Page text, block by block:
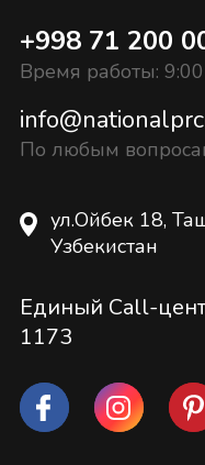
+998 71 200
Время работы:
По любым
ул.Ойбек 18,
Узбекистан
Единый Call-
1173